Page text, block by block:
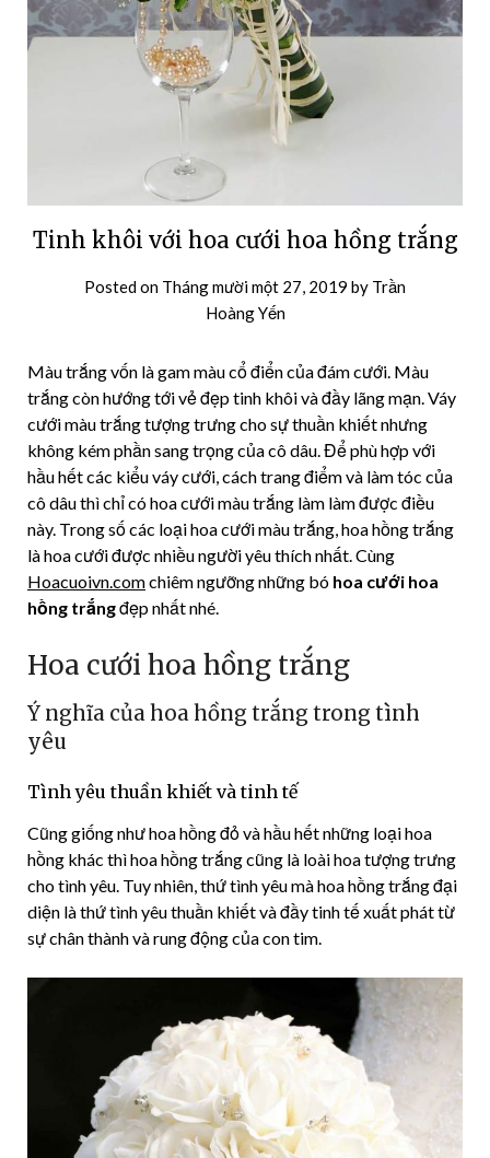
Tinh khôi với hoa cưới hoa hồng trắng
Posted on Tháng mười một 27, 2019 by Trần
Hoàng Yến
Màu trắng vốn là gam màu cổ điển của đám cưới. Màu
trắng còn hướng tới vẻ đẹp tinh khôi và đầy lãng mạn. Váy
cưới màu trắng tượng trưng cho sự thuần khiết nhưng
không kém phần sang trọng của cô dâu. Để phù hợp với
hầu hết các kiểu váy cưới, cách trang điểm và làm tóc của
cô dâu thì chỉ có hoa cưới màu trắng làm làm được điều
này. Trong số các loại hoa cưới màu trắng, hoa hồng trắng
là hoa cưới được nhiều người yêu thích nhất. Cùng
Hoacuoivn.comchiêm ngưỡng những bó hoa cưới hoa
hồng trắngđẹp nhất nhé.
Hoa cưới hoa hồng trắng
Ý nghĩa của hoa hồng trắng trong tình
yêu
Tình yêu thuần khiết và tinh tế
Cũng giống như hoa hồng đỏ và hầu hết những loại hoa
hồng khác thì hoa hồng trắng cũng là loài hoa tượng trưng
cho tình yêu. Tuy nhiên, thứ tình yêu mà hoa hồng trắng đại
diện là thứ tình yêu thuần khiết và đầy tinh tế xuất phát từ
sự chân thành và rung động của con tim.